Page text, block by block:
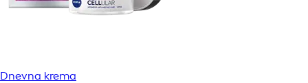
Dnevna krema